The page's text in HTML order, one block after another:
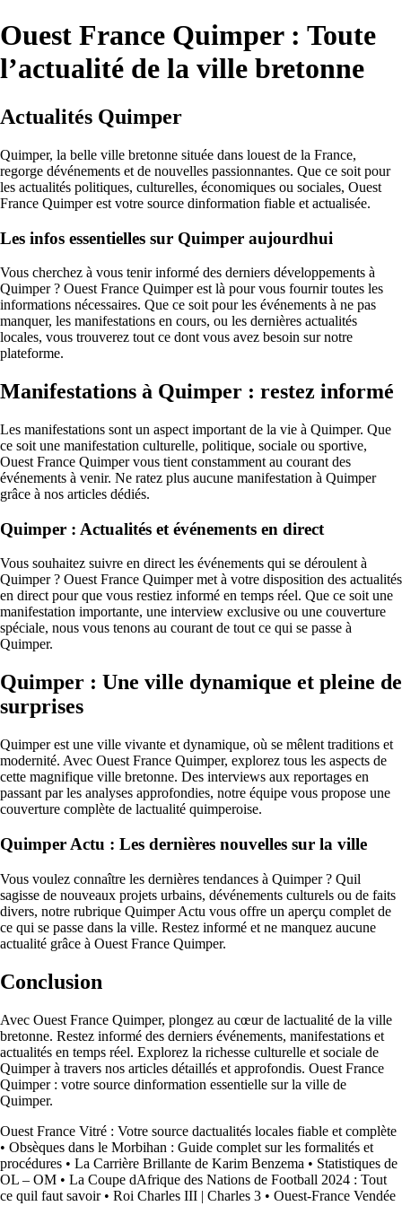
Ouest France Quimper : Toute
l’actualité de la ville bretonne
Actualités Quimper
Quimper, la belle ville bretonne située dans louest de la France,
regorge dévénements et de nouvelles passionnantes. Que ce soit pour
les actualités politiques, culturelles, économiques ou sociales, Ouest
France Quimper est votre source dinformation fiable et actualisée.
Les infos essentielles sur Quimper aujourdhui
Vous cherchez à vous tenir informé des derniers développements à
Quimper ? Ouest France Quimper est là pour vous fournir toutes les
informations nécessaires. Que ce soit pour les événements à ne pas
manquer, les manifestations en cours, ou les dernières actualités
locales, vous trouverez tout ce dont vous avez besoin sur notre
plateforme.
Manifestations à Quimper : restez informé
Les manifestations sont un aspect important de la vie à Quimper. Que
ce soit une manifestation culturelle, politique, sociale ou sportive,
Ouest France Quimper vous tient constamment au courant des
événements à venir. Ne ratez plus aucune manifestation à Quimper
grâce à nos articles dédiés.
Quimper : Actualités et événements en direct
Vous souhaitez suivre en direct les événements qui se déroulent à
Quimper ? Ouest France Quimper met à votre disposition des actualités
en direct pour que vous restiez informé en temps réel. Que ce soit une
manifestation importante, une interview exclusive ou une couverture
spéciale, nous vous tenons au courant de tout ce qui se passe à
Quimper.
Quimper : Une ville dynamique et pleine de
surprises
Quimper est une ville vivante et dynamique, où se mêlent traditions et
modernité. Avec Ouest France Quimper, explorez tous les aspects de
cette magnifique ville bretonne. Des interviews aux reportages en
passant par les analyses approfondies, notre équipe vous propose une
couverture complète de lactualité quimperoise.
Quimper Actu : Les dernières nouvelles sur la ville
Vous voulez connaître les dernières tendances à Quimper ? Quil
sagisse de nouveaux projets urbains, dévénements culturels ou de faits
divers, notre rubrique Quimper Actu vous offre un aperçu complet de
ce qui se passe dans la ville. Restez informé et ne manquez aucune
actualité grâce à Ouest France Quimper.
Conclusion
Avec Ouest France Quimper, plongez au cœur de lactualité de la ville
bretonne. Restez informé des derniers événements, manifestations et
actualités en temps réel. Explorez la richesse culturelle et sociale de
Quimper à travers nos articles détaillés et approfondis. Ouest France
Quimper : votre source dinformation essentielle sur la ville de
Quimper.
Ouest France Vitré : Votre source dactualités locales fiable et complète
• Obsèques dans le Morbihan : Guide complet sur les formalités et
procédures • La Carrière Brillante de Karim Benzema • Statistiques de
OL – OM • La Coupe dAfrique des Nations de Football 2024 : Tout
ce quil faut savoir• Roi Charles III | Charles 3 • Ouest-France Vendée